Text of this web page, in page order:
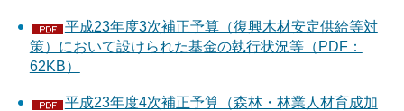
平成23年度3次補正予算（復興木材安定供給等対
策）において設けられた基金の執行状況等（PDF：
62KB）
平成23年度4次補正予算（森林・林業人材育成加